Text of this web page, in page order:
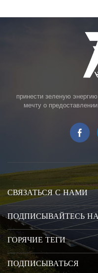
принести зеленую
мечту о
СВЯЗАТЬСЯ С НАМИ
ПОДПИСЫВАЙТЕСЬ
ГОРЯЧИЕ ТЕГИ
ПОДПИСЫВАТЬСЯ